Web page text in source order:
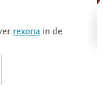
rexona in de